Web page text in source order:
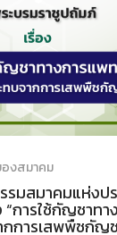
งสมาคม
มสมาคมแห่งปร
“การใช้กัญชาท
การเสพพืชกัญช